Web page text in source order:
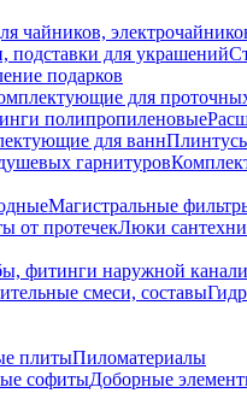
чайников,
подставки для украшений
подарков
для
полипропиленовые
для ванн
гарнитуров
Магистральные
от протечекЛюки
фитинги наружной
смеси, составы
плитыПиломатериалы
софитыДоборные